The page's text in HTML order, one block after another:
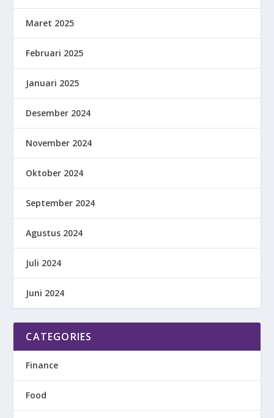
Maret 2025
Februari 2025
Januari 2025
Desember 2024
November 2024
Oktober 2024
September 2024
Agustus 2024
Juli 2024
Juni 2024
CATEGORIES
Finance
Food